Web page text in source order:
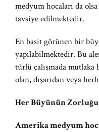
medyum hocaları da olsa
tavsiye edilmektedir.
En basit görünen bir
yapılabilmektedir. Bu
türlü çalışmada
olan, dışarıdan veya
Her Büyünün
Amerika medyum